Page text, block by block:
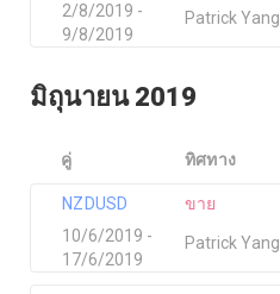
Patrick Yang
2/8/2019 -
9/8/2019
มิถุนายน 2019
คู่ ทิศทาง
NZDUSD
Patrick Yang
ขาย
10/6/2019 -
17/6/2019